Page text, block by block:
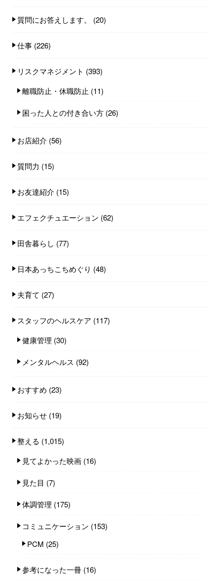
質問にお答えします。 (20)
仕事 (226)
リスクマネジメント (393)
離職防止・休職防止 (11)
困った人との付き合い方 (26)
お店紹介 (56)
質問力 (15)
お友達紹介 (15)
エフェクチュエーション (62)
田舎暮らし (77)
日本あっちこちめぐり (48)
夫育て (27)
スタッフのヘルスケア (117)
健康管理 (30)
メンタルヘルス (92)
おすすめ (23)
お知らせ (19)
整える (1,015)
見てよかった映画 (16)
見た目 (7)
体調管理 (175)
コミュニケーション (153)
PCM (25)
参考になった一冊 (16)